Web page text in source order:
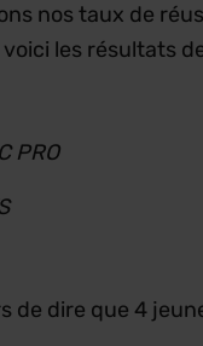
nos taux de
les résultats
PRO
de dire que 4